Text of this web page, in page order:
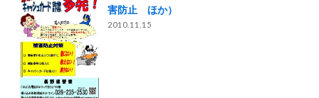
害防止 ほか）
2010.11.15